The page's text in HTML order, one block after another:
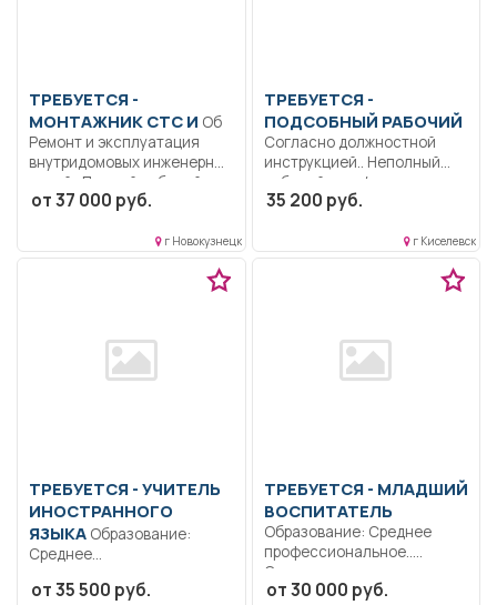
ТРЕБУЕТСЯ -
МОНТАЖНИК СТС И Об
Ремонт и эксплуатация
внутридомовых инженерных
сетей.. Полный рабочий
день..
от 37 000 руб.
г Новокузнецк
ТРЕБУЕТСЯ -
ПОДСОБНЫЙ РАБОЧИЙ
Согласно должностной
инструкцией.. Неполный
рабочий день/неполная
рабочая неделя..
35 200 руб.
г Киселевск
ТРЕБУЕТСЯ - УЧИТЕЛЬ
ИНОСТРАННОГО
ЯЗЫКА
Среднее
образование..
от 35 500 руб.
ТРЕБУЕТСЯ - МЛАДШИЙ
ВОСПИТАТЕЛЬ
Образование: Среднее
профессиональное..
Санитарное состояние
группы, помощь
от 30 000 руб.